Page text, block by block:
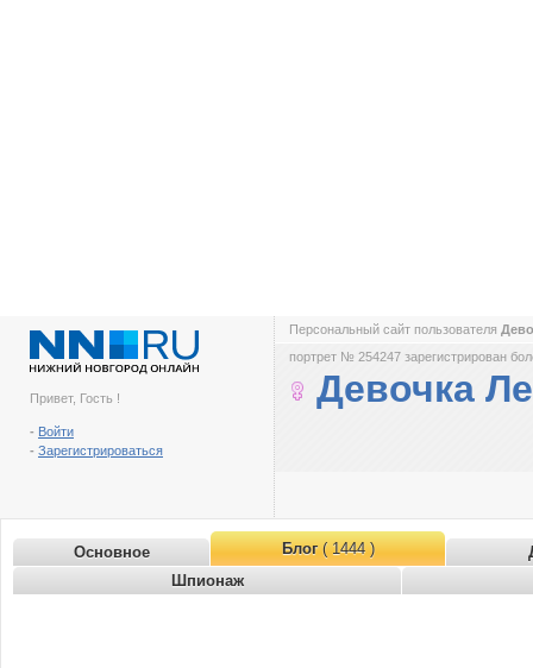
Привет, Гость !
- Войти
- Зарегистрироваться
Персональный сайт пользователя
портрет № 254247 зарегистрирован
Девочка
Основное Блог( 1444 )
Шпионаж